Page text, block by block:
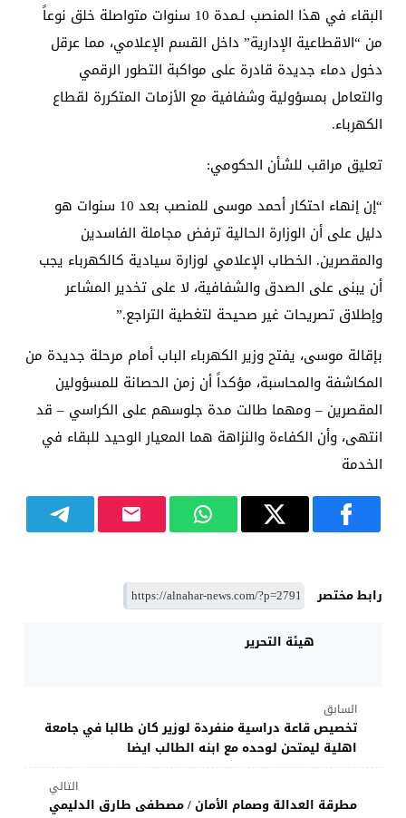
​البقاء في هذا المنصب لـمدة 10 سنوات متواصلة خلق نوعاً
من “الاقطاعية الإدارية” داخل القسم الإعلامي، مما عرقل
دخول دماء جديدة قادرة على مواكبة التطور الرقمي
والتعامل بمسؤولية وشفافية مع الأزمات المتكررة لقطاع
الكهرباء.
​تعليق مراقب للشأن الحكومي:
“إن إنهاء احتكار أحمد موسى للمنصب بعد 10 سنوات هو
دليل على أن الوزارة الحالية ترفض مجاملة الفاسدين
والمقصرين. الخطاب الإعلامي لوزارة سيادية كالكهرباء يجب
أن يبنى على الصدق والشفافية، لا على تخدير المشاعر
وإطلاق تصريحات غير صحيحة لتغطية التراجع.”
​بإقالة موسى، يفتح وزير الكهرباء الباب أمام مرحلة جديدة من
المكاشفة والمحاسبة، مؤكداً أن زمن الحصانة للمسؤولين
المقصرين – ومهما طالت مدة جلوسهم على الكراسي – قد
انتهى، وأن الكفاءة والنزاهة هما المعيار الوحيد للبقاء في
الخدمة
رابط مختصر
هيئة التحرير
السابق
تخصيص قاعة دراسية منفردة لوزير كان طالبا في جامعة
اهلية ليمتحن لوحده مع ابنه الطالب ايضا
التالي
مطرقة العدالة وصمام الأمان / مصطفى طارق الدليمي